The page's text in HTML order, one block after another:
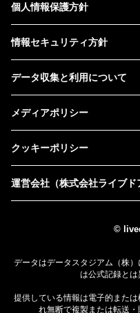
個人情報保護方針
情報セキュリティ方針
データ収集と利用について
メディアポリシー
クッキーポリシー
運営会社（株式会社ライブド
©
データはデータスタジアム（株
は公式記録とは
提供している情報は電子的また
れ無断で複製または転送・